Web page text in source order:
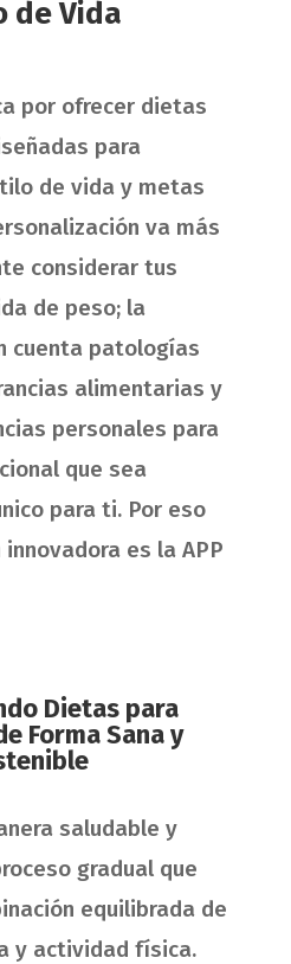
de Vida
por ofrecer dietas
para
de vida y metas
va más
considerar tus
de peso; la
cuenta patologías
alimentarias y
personales para
que sea
para ti. Por eso
es la APP
Dietas para
Forma Sana y
saludable y
gradual que
equilibrada de
y actividad física.